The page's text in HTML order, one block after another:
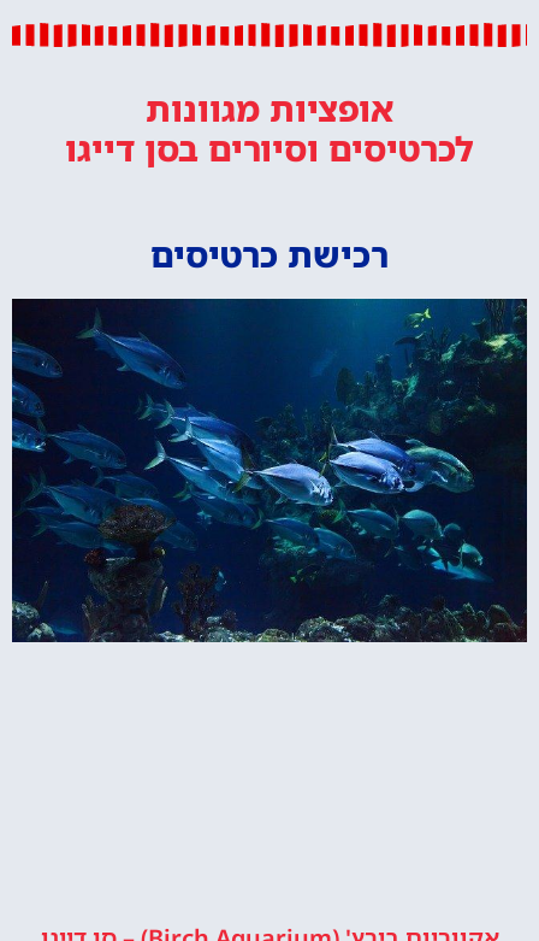
אופציות מגוונות
לכרטיסים וסיורים בסן דייגו
רכישת כרטיסים